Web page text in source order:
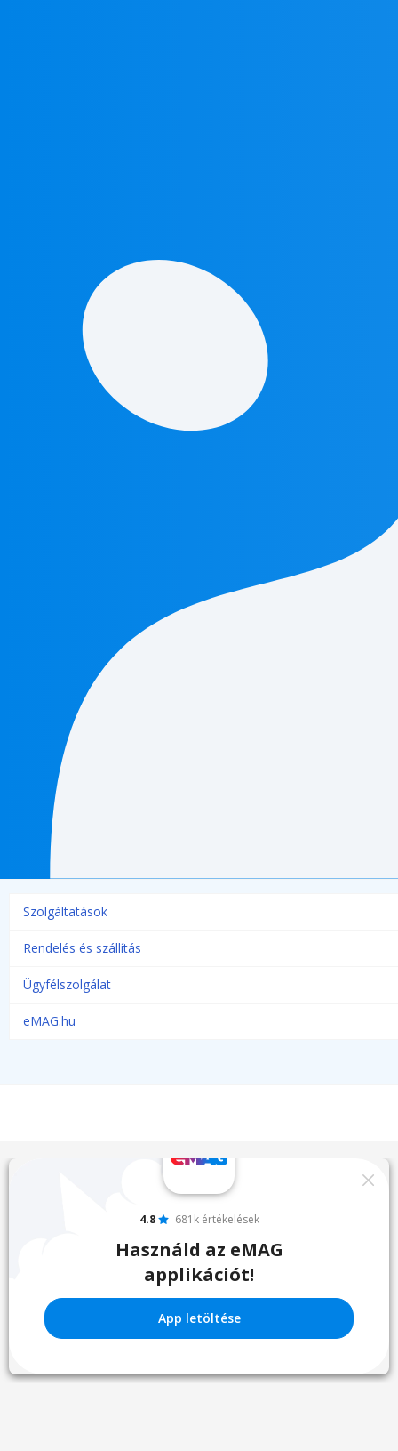
Szolgáltatások
Rendelés és szállítás
Ügyfélszolgálat
eMAG.hu
4.8 681k értékelések
Használd az eMAG
applikációt!
App letöltése